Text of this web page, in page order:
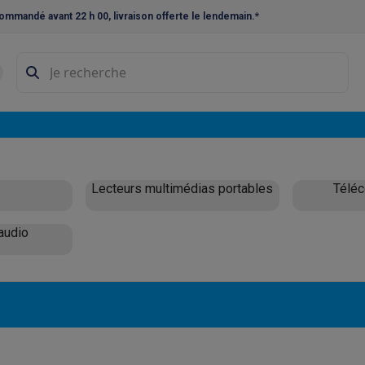
avant 22 h 00, livraison offerte le lendemain.*
Réfrigérateurs pose-libreFrigos américainsCaves à vin
Machines à jusCuits oeufsYaourtièresAccessoires
Lecteurs multimédias portables